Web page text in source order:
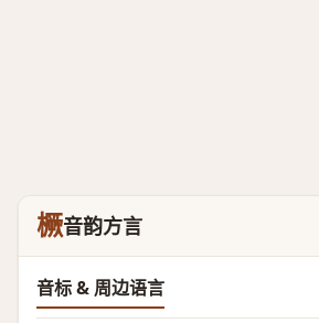
橛音韵方言
音标 & 周边语言